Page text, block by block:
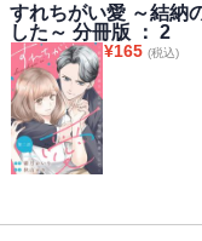
すれちがい愛 ～結納
した～ 分冊版 ： 2
¥165 (税込)